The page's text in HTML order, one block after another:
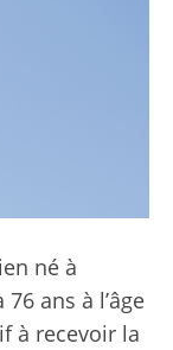
né à
ans à l’âge
à recevoir la